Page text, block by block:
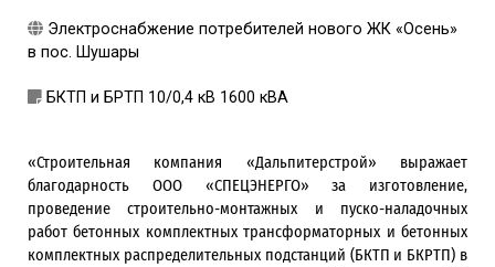
Электроснабжение потребителей нового ЖК «Осень»
в пос. Шушары
БКТП и БРТП 10/0,4 кВ 1600 кВА
«Строительная компания «Дальпитерстрой» выражает
благодарность ООО «СПЕЦЭНЕРГО» за изготовление,
проведение строительно-монтажных и пуско-наладочных
работ бетонных комплектных трансформаторных и бетонных
комплектных распределительных подстанций (БКТП и БКРТП) в